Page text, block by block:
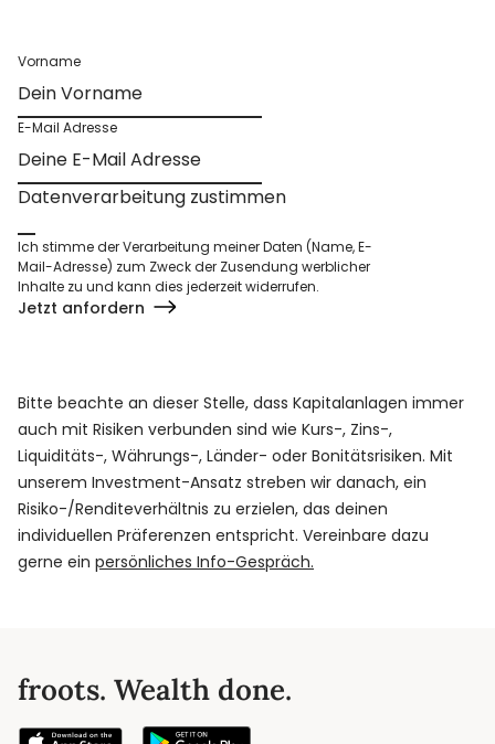
Vorname
E-Mail Adresse
Datenverarbeitung zustimmen
Ich stimme der Verarbeitung meiner Daten (Name, E-
Mail-Adresse) zum Zweck der Zusendung werblicher
Inhalte zu und kann dies jederzeit widerrufen.
Jetzt anfordern
Bitte beachte an dieser Stelle, dass Kapitalanlagen immer
auch mit Risiken verbunden sind wie Kurs-, Zins-,
Liquiditäts-, Währungs-, Länder- oder Bonitätsrisiken. Mit
unserem Investment-Ansatz streben wir danach, ein
Risiko-/Renditeverhältnis zu erzielen, das deinen
individuellen Präferenzen entspricht. Vereinbare dazu
gerne ein persönliches Info-Gespräch.
froots. Wealth done.